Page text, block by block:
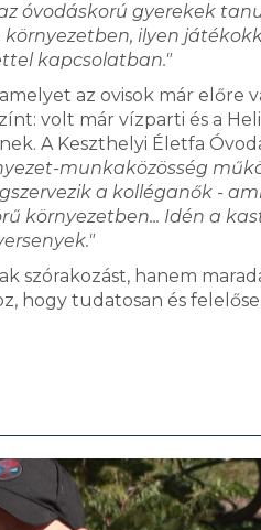
óvodáskorú gyerekek
ilyen
kapcsolatban."
az ovisok már előre
volt már vízparti és a
A Keszthelyi Életfa
munkaközösség
a kolléganők -
környezetben... Idén a
szórakozást, hanem
hogy tudatosan és